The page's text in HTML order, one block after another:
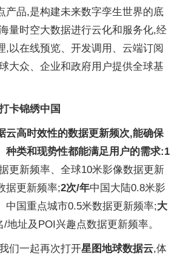
产品,是构建未来数字孪生世界的底
量时空大数据进行云化和服务化,经
,以在线预览、开发调用、云端订阅
大众、企业和政府用户提供全球基
卡锦绣中国
云高时效性的数据更新频次,能确保
种类和现势性都能满足用户的需求:1
更新频率、全球10米影像数据更新
据更新频率;2次/年中国大陆0.8米影
中国重点城市0.5米数据更新频率;大
/地址及POI兴趣点数据更新频率。
们一起再次打开星图地球数据云,体